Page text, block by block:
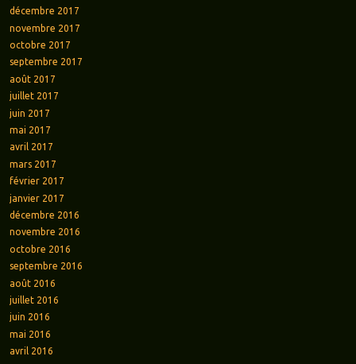
décembre 2017
novembre 2017
octobre 2017
septembre 2017
août 2017
juillet 2017
juin 2017
mai 2017
avril 2017
mars 2017
février 2017
janvier 2017
décembre 2016
novembre 2016
octobre 2016
septembre 2016
août 2016
juillet 2016
juin 2016
mai 2016
avril 2016